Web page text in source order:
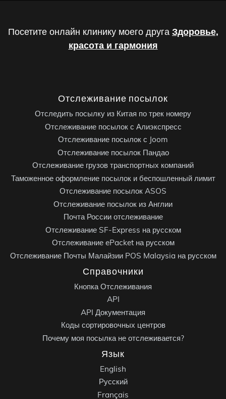
Посетите онлайн клинику моего друга Здоровье,
красота и гармония
Отслеживание посылок
Отследить посылку из Китая по трек номеру
Отслеживание посылок с Алиэкспресс
Отслеживание посылок с Joom
Отслеживание посылок Пандао
Отслеживание грузов транспортных компаний
Таможенное оформление посылок и беспошленный лимит
Отслеживание посылок ASOS
Отслеживание посылок из Англии
Почта России отслеживание
Отслеживание SF-Express на русском
Отслеживание ePacket на русском
Отслеживание Почты Малайзии POS Malaysia на русском
Справочники
Кнопка Отслеживания
API
API Документация
Коды сортировочных центров
Почему моя посылка не отслеживается?
Язык
English
Русский
Français